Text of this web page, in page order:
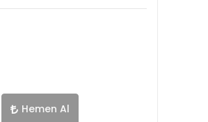
Hemen Al